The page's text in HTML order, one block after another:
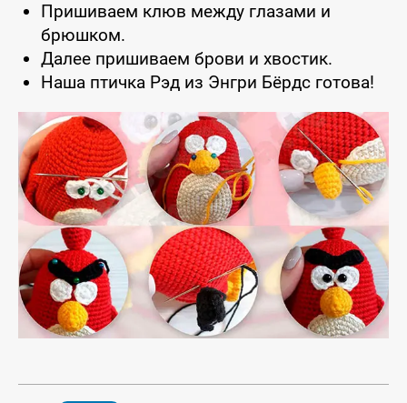
Пришиваем клюв между глазами и
брюшком.
Далее пришиваем брови и хвостик.
Наша птичка Рэд из Энгри Бёрдс готова!